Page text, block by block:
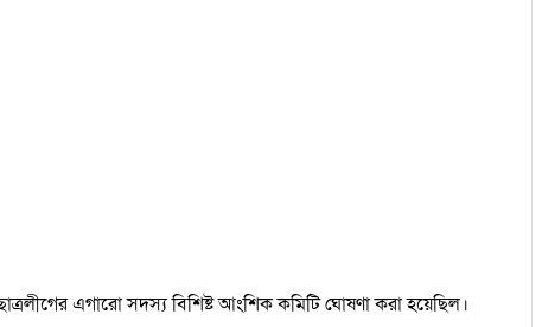
এগারো সদস্য বিশিষ্ট আংশিক কমিটি ঘোষণা করা হয়েছিল।